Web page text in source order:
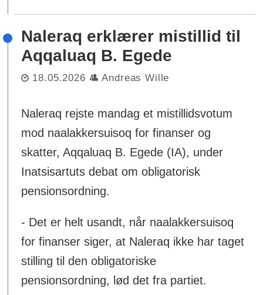
Naleraq erklærer mistillid til
Aqqaluaq B. Egede
18.05.2026 Andreas Wille
Naleraq rejste mandag et mistillidsvotum
mod naalakkersuisoq for finanser og
skatter, Aqqaluaq B. Egede (IA), under
Inatsisartuts debat om obligatorisk
pensionsordning.
- Det er helt usandt, når naalakkersuisoq
for finanser siger, at Naleraq ikke har taget
stilling til den obligatoriske
pensionsordning, lød det fra partiet.